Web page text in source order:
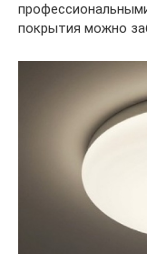
покрытия можно